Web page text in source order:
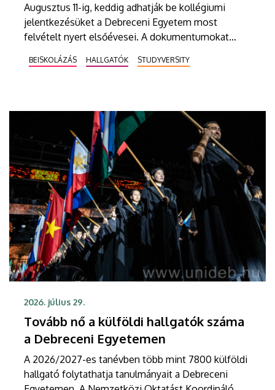
Augusztus 11-ig, keddig adhatják be kollégiumi
jelentkezésüket a Debreceni Egyetem most
felvételt nyert elsőévesei. A dokumentumokat
Felvételi és Szociális Iroda címére. A kollégiumi
21-e után kapnak értesítést emailben.
BEISKOLÁZÁS HALLGATÓK STUDYVERSITY
2026. július 29.
Tovább nő a külföldi hallgatók száma
a Debreceni Egyetemen
A 2026/2027-es tanévben több mint 7800 külföldi
hallgató folytathatja tanulmányait a Debreceni